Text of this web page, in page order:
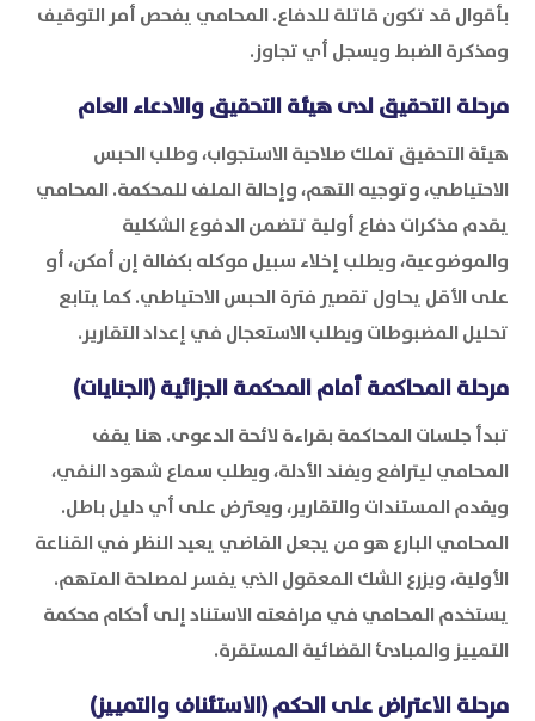
بأقوال قد تكون قاتلة للدفاع. المحامي يفحص أمر التوقيف
ومذكرة الضبط ويسجل أي تجاوز.
مرحلة التحقيق لدى هيئة التحقيق والادعاء العام
هيئة التحقيق تملك صلاحية الاستجواب، وطلب الحبس
الاحتياطي، وتوجيه التهم، وإحالة الملف للمحكمة. المحامي
يقدم مذكرات دفاع أولية تتضمن الدفوع الشكلية
والموضوعية، ويطلب إخلاء سبيل موكله بكفالة إن أمكن، أو
على الأقل يحاول تقصير فترة الحبس الاحتياطي. كما يتابع
تحليل المضبوطات ويطلب الاستعجال في إعداد التقارير.
مرحلة المحاكمة أمام المحكمة الجزائية (الجنايات)
تبدأ جلسات المحاكمة بقراءة لائحة الدعوى. هنا يقف
المحامي ليترافع ويفند الأدلة، ويطلب سماع شهود النفي،
ويقدم المستندات والتقارير، ويعترض على أي دليل باطل.
المحامي البارع هو من يجعل القاضي يعيد النظر في القناعة
الأولية، ويزرع الشك المعقول الذي يفسر لمصلحة المتهم.
يستخدم المحامي في مرافعته الاستناد إلى أحكام محكمة
التمييز والمبادئ القضائية المستقرة.
مرحلة الاعتراض على الحكم (الاستئناف والتمييز)